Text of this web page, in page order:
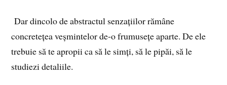
Dar dincolo de abstractul senzațiilor rămâne
concretețea veșmintelor de-o frumusețe aparte. De ele
trebuie să te apropii ca să le simți, să le pipăi, să le
studiezi detaliile.